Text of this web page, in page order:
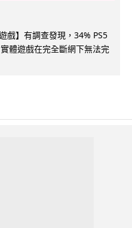
戲】有調查發現，34% PS5
體遊戲在完全斷網下無法完